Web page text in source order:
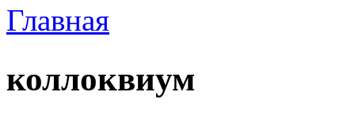
Вы здесь
Главная
коллоквиум